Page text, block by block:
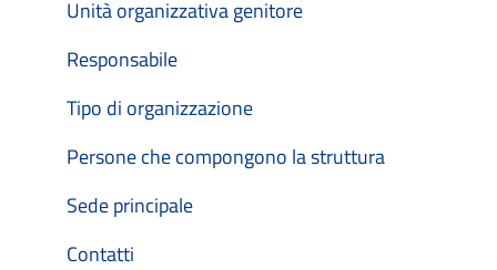
Unità organizzativa genitore
Responsabile
Tipo di organizzazione
Persone che compongono la struttura
Sede principale
Contatti